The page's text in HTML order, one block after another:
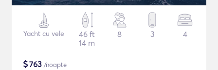
Yacht cu vele
46 ft
14 m
8 3 4
$763 /noapte